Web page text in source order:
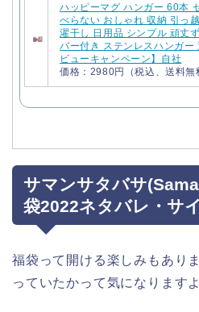
ハッピーマグ ハンガー 60本
べらない おしゃれ 収納 引っ
濯干し 日用品 シンプル 頑丈
バー付き ステンレスハンガ
ビューキャンペーン】自社
価格：2980円（税込、送料無
サマンサタバサ
袋2022ネタバレ・サ
福袋って開ける楽しみもあり
っていたかって気になりますよ